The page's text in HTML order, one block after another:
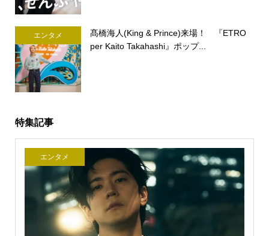
エンタメ
髙橋海人(King & Prince)来場！ 『ETRO
per Kaito Takahashi』ポップ...
特集記事
エンタメ